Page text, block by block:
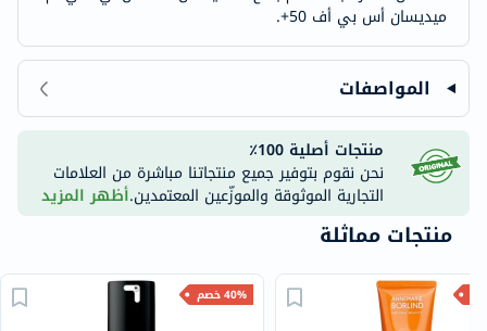
ميديسان أس بي أف 50+.
المواصفات
منتجات أصلية 100٪
نحن نقوم بتوفير جميع منتجاتنا مباشرة من العلامات
التجارية الموثوقة والموزّعين المعتمدين.أظهر المزيد
منتجات مماثلة
40% خصم